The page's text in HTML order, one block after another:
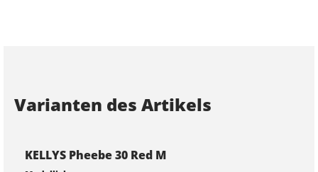
Varianten des Artikels
KELLYS Pheebe 30 Red M